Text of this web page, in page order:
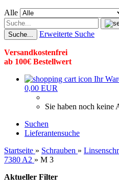
Alle
Suche... Erweiterte Suche
Versandkostenfrei
ab 100€ Bestellwert
Ihr
0,00 EUR
Sie haben noch keine
Suchen
Lieferantensuche
Startseite » Schrauben »
7380 A2 » M 3
Aktueller Filter